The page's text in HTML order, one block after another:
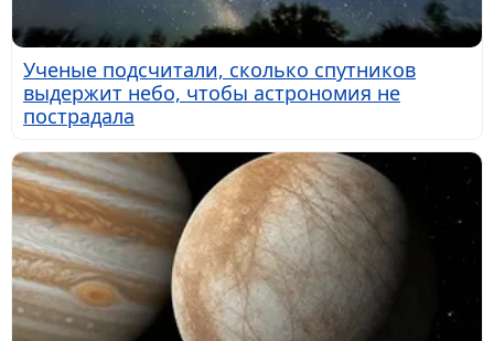
Ученые подсчитали, сколько спутников
выдержит небо, чтобы астрономия не
пострадала